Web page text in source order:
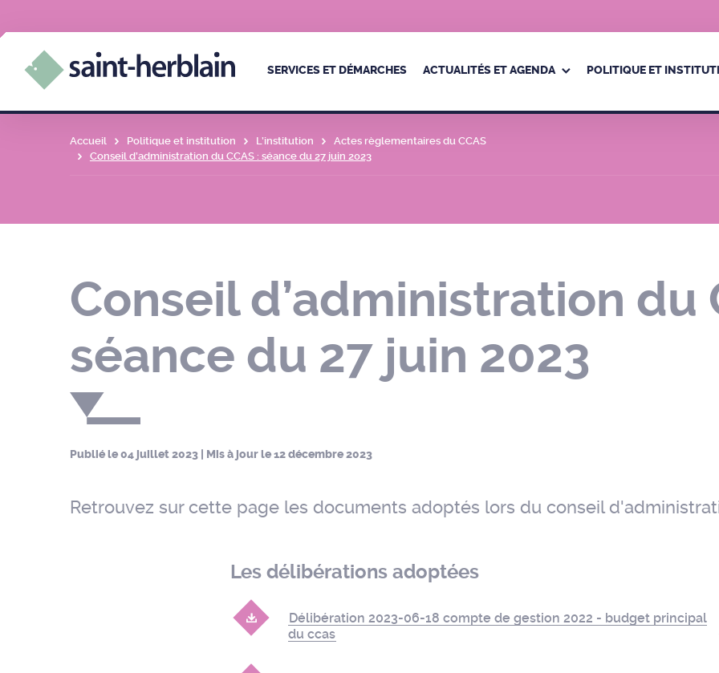
SERVICES ET DÉMARCHES ACTUALITÉS ET AGENDA POLITIQUE ET
Accueil Politique et institution L’institution
Actes règlementaires du CCAS
Conseil d’administration du CCAS : séance du 27 juin 2023
Conseil d’administration du
séance du 27 juin 2023
Publié le04 juillet 2023 | Mis à jour le12 décembre 2023
Retrouvez sur cette page les documents adoptés lors du conseil
Les délibérations adoptées
Délibération 2023-06-18 compte de gestion 2022 - budget principal
du ccas